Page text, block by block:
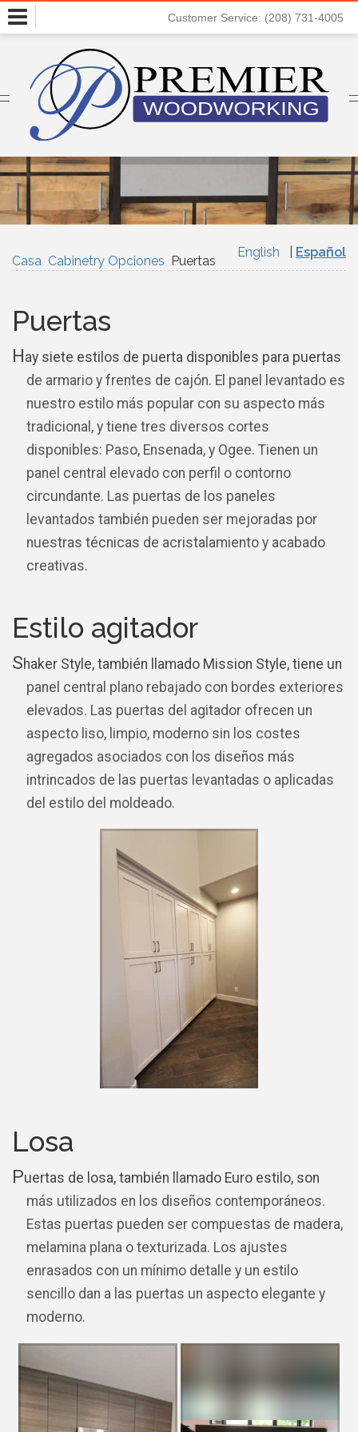
Toggle
navigation
Customer Service: (208) 731-4005
Casa Cabinetry Opciones Puertas
English Español
Puertas
Hay siete estilos de puerta disponibles para puertas
de armario y frentes de cajón. El panel levantado es
nuestro estilo más popular con su aspecto más
tradicional, y tiene tres diversos cortes
disponibles: Paso, Ensenada, y Ogee. Tienen un
panel central elevado con perfil o contorno
circundante. Las puertas de los paneles
levantados también pueden ser mejoradas por
nuestras técnicas de acristalamiento y acabado
creativas.
Estilo agitador
Shaker Style, también llamado Mission Style, tiene un
panel central plano rebajado con bordes exteriores
elevados. Las puertas del agitador ofrecen un
aspecto liso, limpio, moderno sin los costes
agregados asociados con los diseños más
intrincados de las puertas levantadas o aplicadas
del estilo del moldeado.
Losa
Puertas de losa, también llamado Euro estilo, son
más utilizados en los diseños contemporáneos.
Estas puertas pueden ser compuestas de madera,
melamina plana o texturizada. Los ajustes
enrasados ​​con un mínimo detalle y un estilo
sencillo dan a las puertas un aspecto elegante y
moderno.